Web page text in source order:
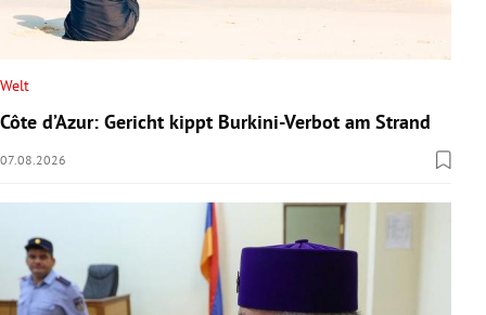
Welt
Côte d’Azur: Gericht kippt Burkini-Verbot am Strand
07.08.2026